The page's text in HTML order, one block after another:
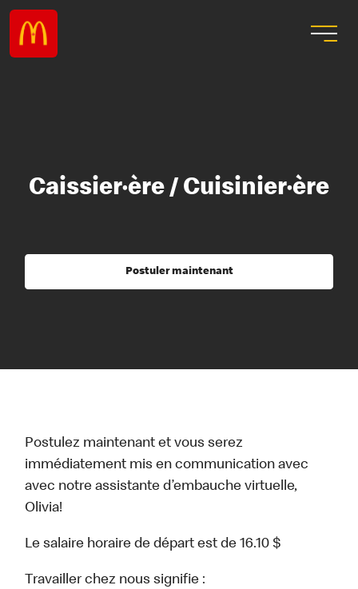
Caissier·ère / Cuisinier·ère
Postuler maintenant
Postulez maintenant et vous serez
immédiatement mis en communication avec
avec notre assistante d’embauche virtuelle,
Olivia!
Le salaire horaire de départ est de 16.10 $
Travailler chez nous signifie :